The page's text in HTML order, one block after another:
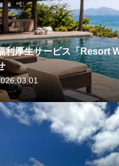
利厚生サービス「Resort